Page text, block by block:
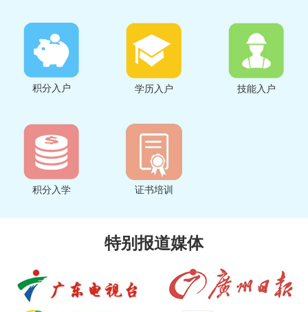
积分入户 学历入户 技能入户
积分入学 证书培训
特别报道媒体